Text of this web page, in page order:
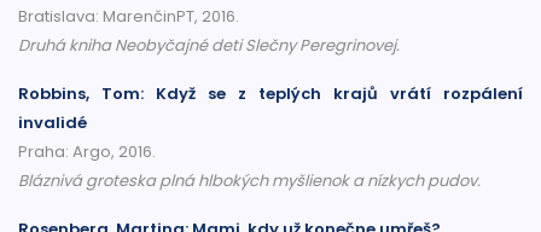
Bratislava: MarenčinPT, 2016.
Druhá kniha Neobyčajné deti Slečny Peregrinovej.
Robbins, Tom: Když se z teplých krajů vrátí rozpálení
invalidé
Praha: Argo, 2016.
Bláznivá groteska plná hlbokých myšlienok a nízkych pudov.